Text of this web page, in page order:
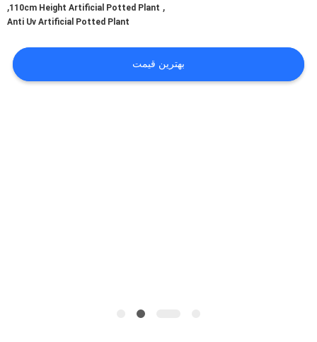
بگیرید
اخبار
,
110cm Height Artificial Potted Plant
,
Anti Uv Artificial Potted Plant
بهترین قیمت